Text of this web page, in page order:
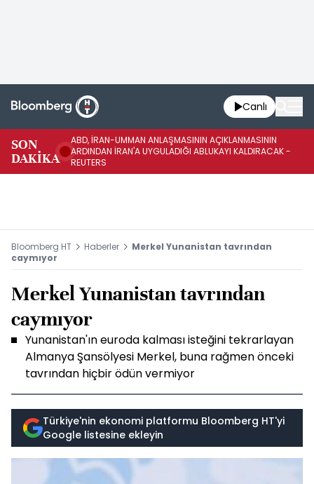
Canlı
SON
DAKİKA
ABD, İRAN-UMMAN ANLAŞMASININ AÇIKLANMASININ
ARDINDAN İRAN'A UYGULADIĞI ABLUKAYI KALDIRACAK -
REUTERS
Bloomberg HT Haberler
Merkel Yunanistan tavrından
caymıyor
Merkel Yunanistan tavrından
caymıyor
Yunanistan'ın euroda kalması isteğini tekrarlayan
Almanya Şansölyesi Merkel, buna rağmen önceki
tavrından hiçbir ödün vermiyor
Türkiye'nin ekonomi platformu Bloomberg HT'yi
Google listesine ekleyin